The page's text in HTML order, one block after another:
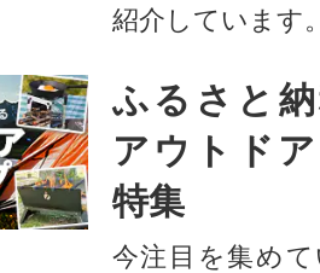
紹介しています
ふるさと
アウトド
特集
今注目を集め